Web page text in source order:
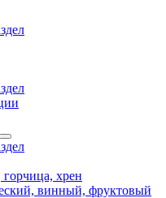
хрен
винный, фруктовый